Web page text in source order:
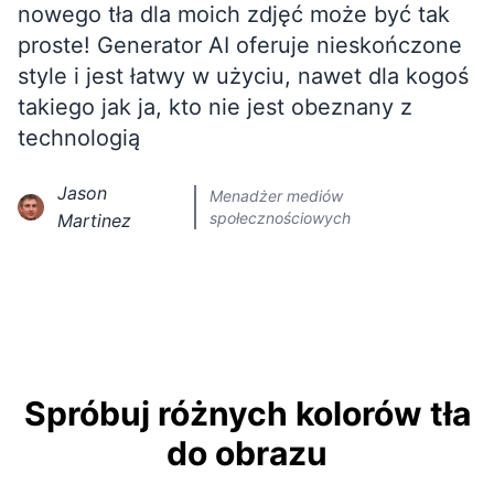
nowego tła dla moich zdjęć może być tak
proste! Generator AI oferuje nieskończone
style i jest łatwy w użyciu, nawet dla kogoś
takiego jak ja, kto nie jest obeznany z
technologią
Jason
Martinez
Menadżer mediów
społecznościowych
Spróbuj różnych kolorów tła
do obrazu